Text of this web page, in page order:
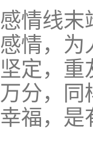
感情线末
感情，为
坚定，重
万分，同
幸福，是